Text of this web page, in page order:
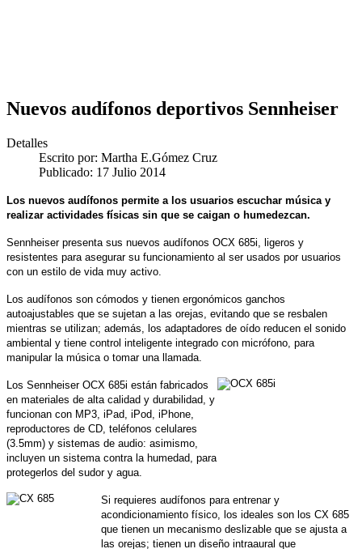
Nuevos audífonos deportivos Sennheiser
Detalles
Escrito por: Martha E.Gómez Cruz
Publicado: 17 Julio 2014
Los nuevos audífonos permite a los usuarios escuchar música y
realizar actividades físicas sin que se caigan o humedezcan.
Sennheiser presenta sus nuevos audífonos OCX 685i, ligeros y
resistentes para asegurar su funcionamiento al ser usados por usuarios
con un estilo de vida muy activo.
Los audífonos son cómodos y tienen ergonómicos ganchos
autoajustables que se sujetan a las orejas, evitando que se resbalen
mientras se utilizan; además, los adaptadores de oído reducen el sonido
ambiental y tiene control inteligente integrado con micrófono, para
manipular la música o tomar una llamada.
Los Sennheiser OCX 685i están fabricados
en materiales de alta calidad y durabilidad, y
funcionan con MP3, iPad, iPod, iPhone,
reproductores de CD, teléfonos celulares
(3.5mm) y sistemas de audio: asimismo,
incluyen un sistema contra la humedad, para
protegerlos del sudor y agua.
Si requieres audífonos para entrenar y
acondicionamiento físico, los ideales son los CX 685
que tienen un mecanismo deslizable que se ajusta a
las orejas; tienen un diseño intraaural que